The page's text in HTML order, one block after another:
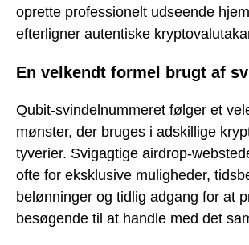
oprette professionelt udseende
efterligner autentiske
En velkendt formel brugt af
Qubit-svindelnummeret følger et
mønster, der bruges i adskillige
tyverier. Svigagtige airdrop-
ofte for eksklusive muligheder,
belønninger og tidlig adgang for at
besøgende til at handle med det